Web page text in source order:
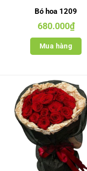
Bó hoa 1209
680.000₫
Mua hàng